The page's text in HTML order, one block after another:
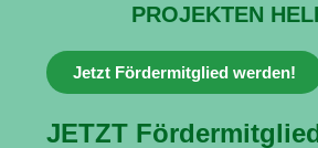
PROJEKTEN
Jetzt Fördermitglied werden!
JETZT